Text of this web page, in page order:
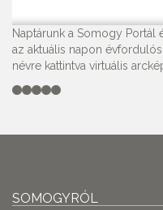
Naptárunk a Somogy Portál
az aktuális napon
névre kattintva virtuális
SOMOGYRÓL